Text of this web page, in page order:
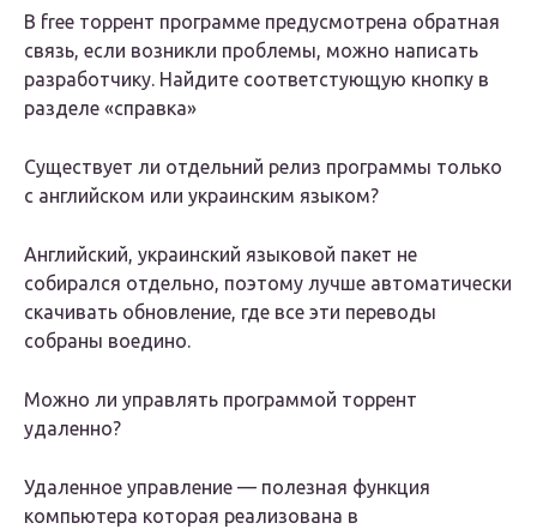
В free торрент программе предусмотрена обратная
связь, если возникли проблемы, можно написать
разработчику. Найдите соответстующую кнопку в
разделе «справка»
Существует ли отдельний релиз программы только
с английском или украинским языком?
Английский, украинский языковой пакет не
собирался отдельно, поэтому лучше автоматически
скачивать обновление, где все эти переводы
собраны воедино.
Можно ли управлять программой торрент
удаленно?
Удаленное управление — полезная функция
компьютера которая реализована в